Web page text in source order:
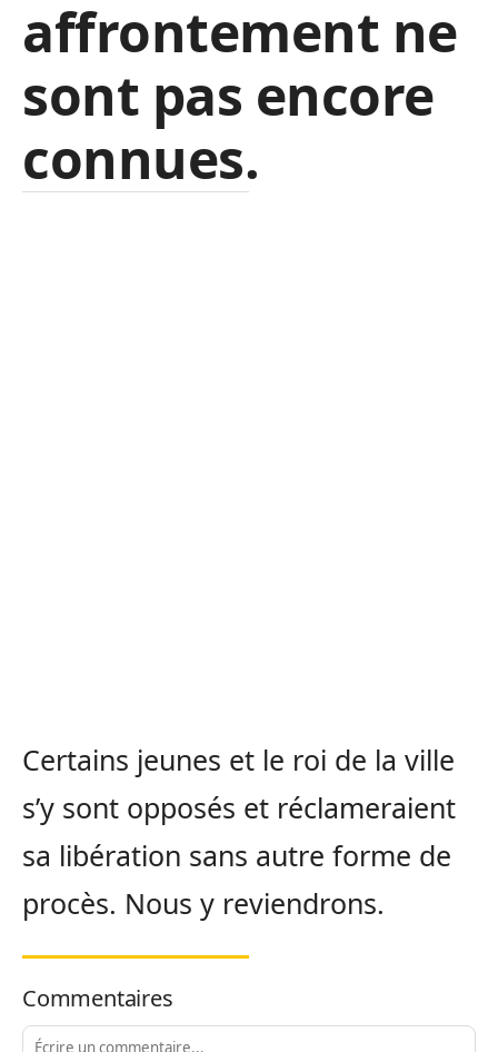
affrontement ne
sont pas encore
connues.
Certains jeunes et le roi de la ville
s’y sont opposés et réclameraient
sa libération sans autre forme de
procès. Nous y reviendrons.
Commentaires